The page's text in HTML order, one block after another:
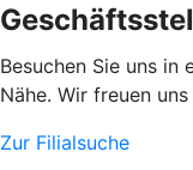
Besuchen Sie uns in
Nähe. Wir freuen
Zur Filialsuche